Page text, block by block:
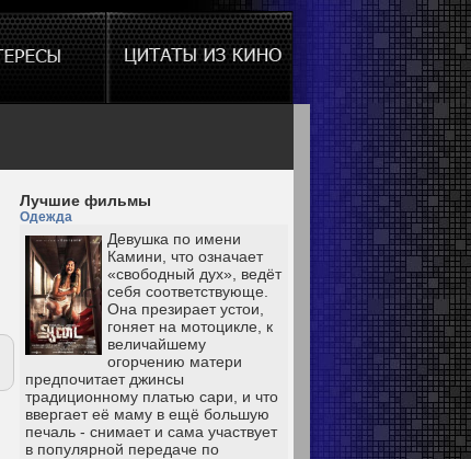
Лучшие фильмы
Одежда
Девушка по имени
Камини, что означает
«свободный дух», ведёт
себя соответствующе.
Она презирает устои,
гоняет на мотоцикле, к
величайшему
огорчению матери
предпочитает джинсы
традиционному платью сари, и что
ввергает её маму в ещё большую
печаль - снимает и сама участвует
в популярной передаче по